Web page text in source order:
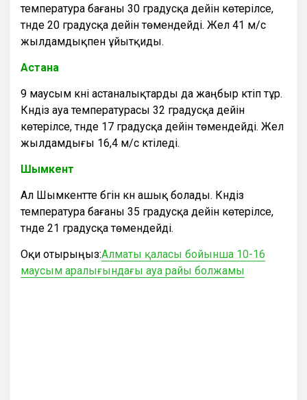
температура бағаны 30 градусқа дейін көтерілсе,
түнде 20 градусқа дейін төмендейді. Жел 41 м/с
жылдамдықпен ұйытқиды.
Астана
9 маусым күні астаналықтарды да жаңбыр күтіп тұр.
Күндіз ауа температурасы 32 градусқа дейін
көтерілсе, түнде 17 градусқа дейін төмендейді. Жел
жылдамдығы 16,4 м/с күтіледі.
Шымкент
Ал Шымкентте бүгін күн ашық болады. Күндіз
температура бағаны 35 градусқа дейін көтерілсе,
түнде 21 градусқа төмендейді.
Оқи отырыңыз:Алматы қаласы бойынша 10-16
маусым аралығындағы ауа райы болжамы